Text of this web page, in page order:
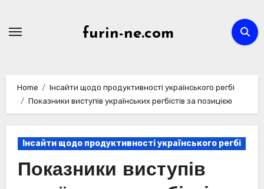
furin-ne.com
Home
Інсайти щодо продуктивності українського регбі
Показники виступів українських регбістів за позицією
Інсайти щодо продуктивності українського регбі
Показники виступів